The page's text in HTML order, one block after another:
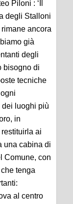
Piloni : ‘Il
degli Stalloni
ancora
già
degli
bisogno di
tecniche
dei luoghi più
in
ai
una cabina di
Comune, con
tenga
al centro